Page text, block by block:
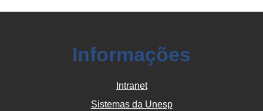
Informações
Intranet
Sistemas da Unesp